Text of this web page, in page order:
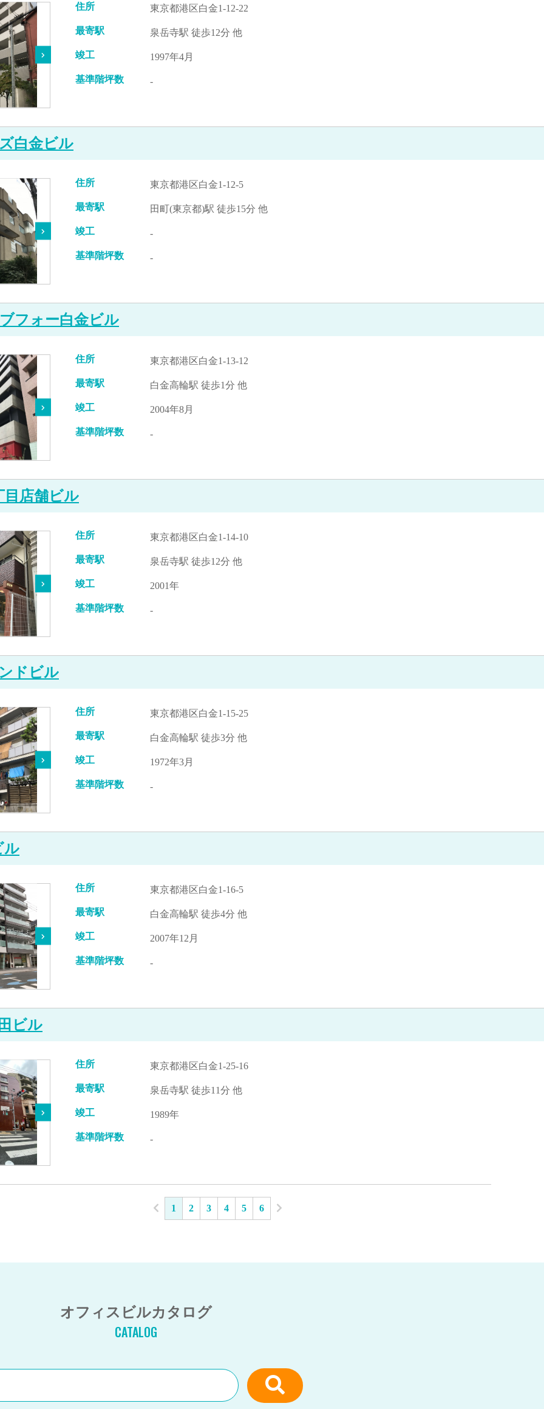
住所 東京都港区白金1-12-22
最寄駅 泉岳寺駅 徒歩12分 他
竣工 1997年4月
基準階坪数 -
白金ビル
住所 東京都港区白金1-12-5
最寄駅 田町(東京都)駅 徒歩15分 他
竣工 -
基準階坪数 -
フォー白金ビル
住所 東京都港区白金1-13-12
最寄駅 白金高輪駅 徒歩1分 他
竣工 2004年8月
基準階坪数 -
目店舗ビル
住所 東京都港区白金1-14-10
最寄駅 泉岳寺駅 徒歩12分 他
竣工 2001年
基準階坪数 -
ドビル
住所 東京都港区白金1-15-25
最寄駅 白金高輪駅 徒歩3分 他
竣工 1972年3月
基準階坪数 -
ル
住所 東京都港区白金1-16-5
最寄駅 白金高輪駅 徒歩4分 他
竣工 2007年12月
基準階坪数 -
ビル
住所 東京都港区白金1-25-16
最寄駅 泉岳寺駅 徒歩11分 他
竣工 1989年
基準階坪数 -
1 2 3 4 5 6
オフィスビルカタログ
CATALOG